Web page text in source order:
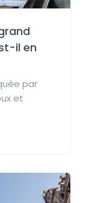
il en
par
et